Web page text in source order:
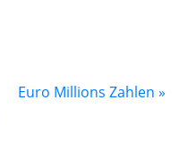
Euro Millions Zahlen »